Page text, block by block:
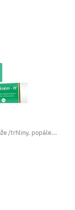
/trhliny, popále...